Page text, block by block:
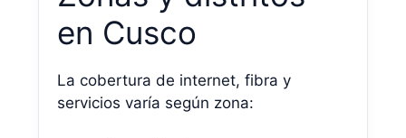
en Cusco
La cobertura de internet, fibra y
servicios varía según zona: